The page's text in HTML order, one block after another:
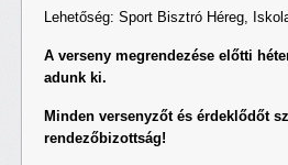
Lehetőség: Sport Bisztró Héreg,
A verseny megrendezése előtti
adunk ki.
Minden versenyzőt és érdeklődőt
rendezőbizottság!